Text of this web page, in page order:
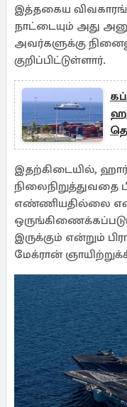
இத்தகைய
நாட்டையும் அது
அவர்களுக்கு
குறிப்பிட்டுள்ளார்.
இதற்கிடையில்,
நிலைநிறுத்துவதை
எண்ணியதில்லை
இருக்கும் என்றும்
மேக்ரான்